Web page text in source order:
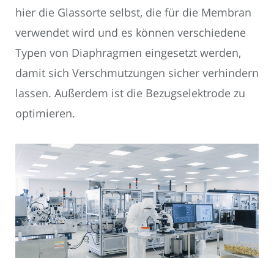
hier die Glassorte selbst, die für die Membran
verwendet wird und es können verschiedene
Typen von Diaphragmen eingesetzt werden,
damit sich Verschmutzungen sicher verhindern
lassen. Außerdem ist die Bezugselektrode zu
optimieren.